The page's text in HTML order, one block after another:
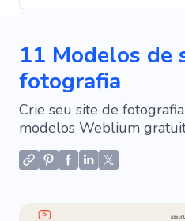
11 Modelos de
fotografia
Crie seu site de
modelos Weblium